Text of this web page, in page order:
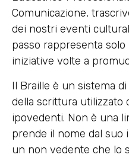
Comunicazione,
dei nostri eventi
passo rappresenta solo
iniziative volte a
Il Braille è un sistema
della scrittura utilizzato
ipovedenti. Non è una
prende il nome dal suo
un non vedente che lo